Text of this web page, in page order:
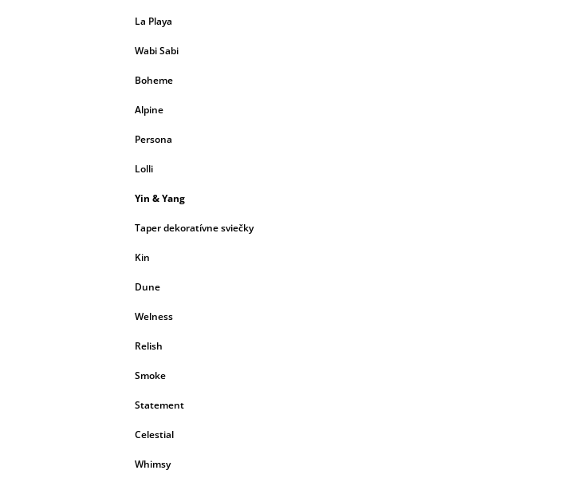
La Playa
Wabi Sabi
Boheme
Alpine
Persona
Lolli
Yin & Yang
Taper dekoratívne sviečky
Kin
Dune
Welness
Relish
Smoke
Statement
Celestial
Whimsy